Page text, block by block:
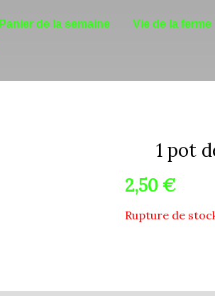
Panier de la semaine Vie de la ferme
1 pot
2,50€
Rupture de